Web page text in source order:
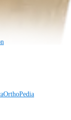
OrthoPedia